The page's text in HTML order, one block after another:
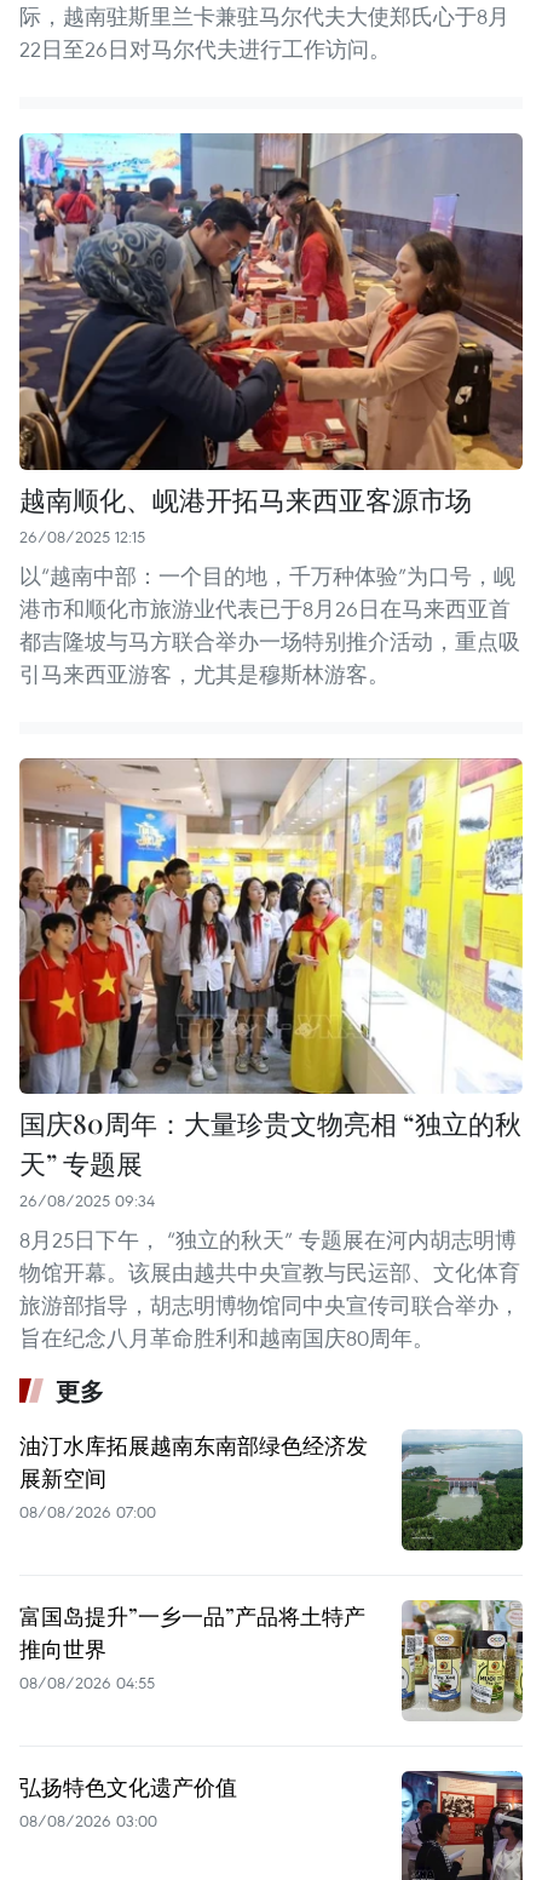
际，越南驻斯里兰卡兼驻马尔代夫大使郑氏心于8月
22日至26日对马尔代夫进行工作访问。
越南顺化、岘港开拓马来西亚客源市场
26/08/2025 12:15
以“越南中部：一个目的地，千万种体验”为口号，岘
港市和顺化市旅游业代表已于8月26日在马来西亚首
都吉隆坡与马方联合举办一场特别推介活动，重点吸
引马来西亚游客，尤其是穆斯林游客。
国庆80周年：大量珍贵文物亮相 “独立的秋
天” 专题展
26/08/2025 09:34
8月25日下午， “独立的秋天” 专题展在河内胡志明博
物馆开幕。该展由越共中央宣教与民运部、文化体育
旅游部指导，胡志明博物馆同中央宣传司联合举办，
旨在纪念八月革命胜利和越南国庆80周年。
更多
油汀水库拓展越南东南部绿色经济发
展新空间
08/08/2026 07:00
富国岛提升”一乡一品”产品将土特产
推向世界
08/08/2026 04:55
弘扬特色文化遗产价值
08/08/2026 03:00